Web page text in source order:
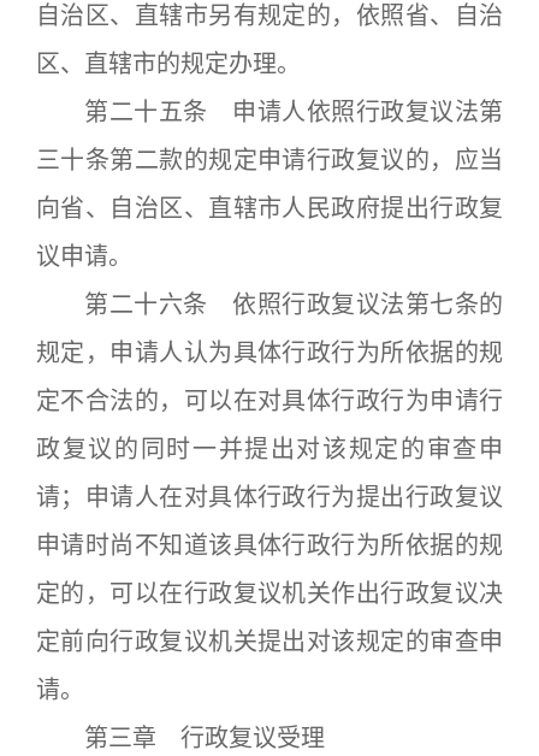
自治区、直辖市另有规定的，依照省、自治
区、直辖市的规定办理。
第二十五条 申请人依照行政复议法第
三十条第二款的规定申请行政复议的，应当
向省、自治区、直辖市人民政府提出行政复
议申请。
第二十六条 依照行政复议法第七条的
规定，申请人认为具体行政行为所依据的规
定不合法的，可以在对具体行政行为申请行
政复议的同时一并提出对该规定的审查申
请；申请人在对具体行政行为提出行政复议
申请时尚不知道该具体行政行为所依据的规
定的，可以在行政复议机关作出行政复议决
定前向行政复议机关提出对该规定的审查申
请。
第三章 行政复议受理